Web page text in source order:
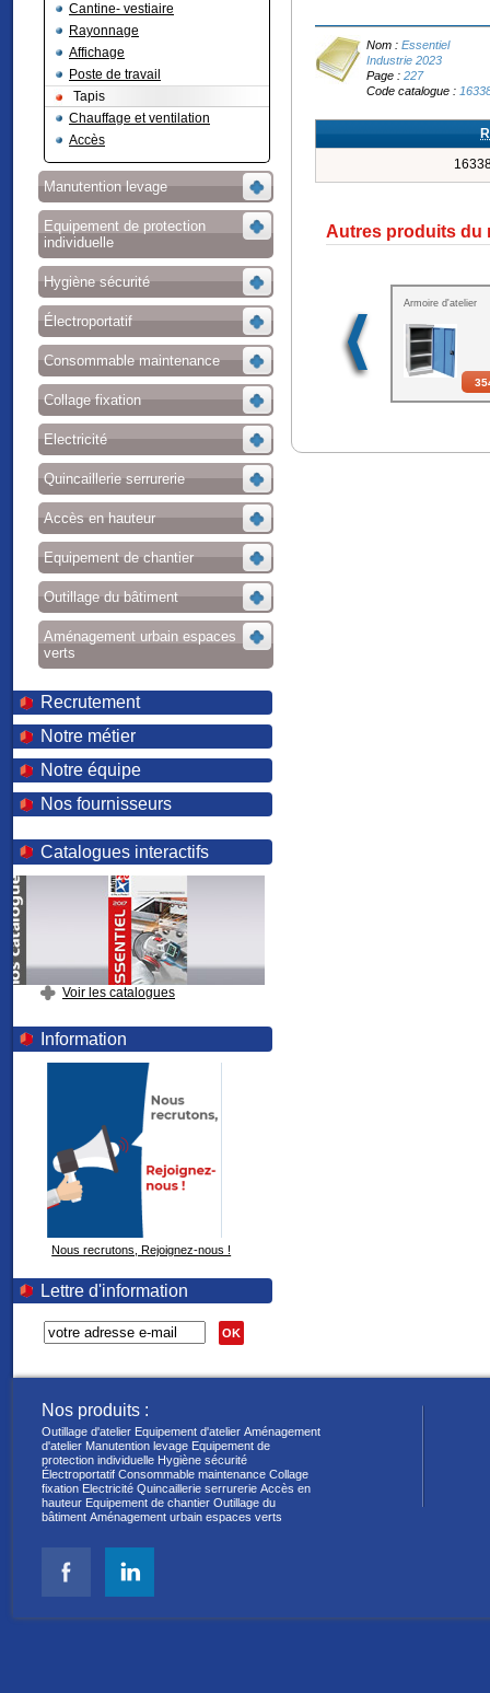
Cantine- vestiaire
Rayonnage
Affichage
Poste de travail
Tapis
Chauffage et ventilation
Accès
Manutention levage
Equipement de protection
individuelle
Hygiène sécurité
Électroportatif
Consommable maintenance
Collage fixation
Electricité
Quincaillerie serrurerie
Accès en hauteur
Equipement de chantier
Outillage du bâtiment
Aménagement urbain espaces
verts
Recrutement
Notre métier
Notre équipe
Nos fournisseurs
Catalogues interactifs
Voir les catalogues
Information
Nous recrutons, Rejoignez-nous !
Lettre d'information
OK
Nom :Essentiel
Industrie 2023
Page :227
Code catalogue :
Autres produits du
Armoire d'atelier
Nos produits :
Outillage d'atelier Equipement d'atelier Aménagement
d'atelier Manutention levage Equipement de
protection individuelle Hygiène sécurité
Électroportatif Consommable maintenance Collage
fixation Electricité Quincaillerie serrurerie Accès en
hauteur Equipement de chantier Outillage du
bâtiment Aménagement urbain espaces verts